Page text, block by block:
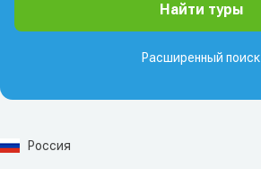
Расширенный поиск
Найти туры
Россия